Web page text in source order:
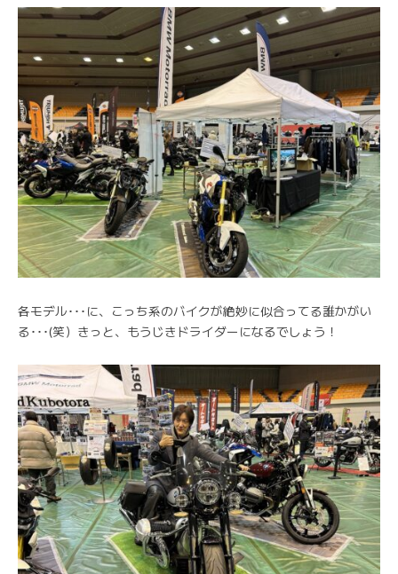
各モデル･･･に、こっち系のバイクが絶妙に似合ってる誰かがい
る･･･(笑）きっと、もうじきドライダーになるでしょう！